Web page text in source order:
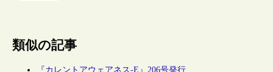
類似の記事
『カレントアウェアネス-E』206号発行